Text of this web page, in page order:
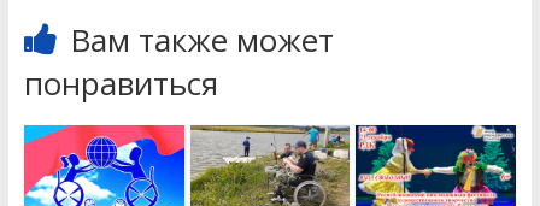
Вам также может
понравиться